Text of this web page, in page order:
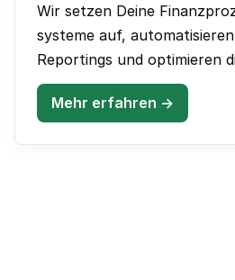
Wir setzen Deine
systeme auf,
Reportings und optimieren
Mehr erfahren →